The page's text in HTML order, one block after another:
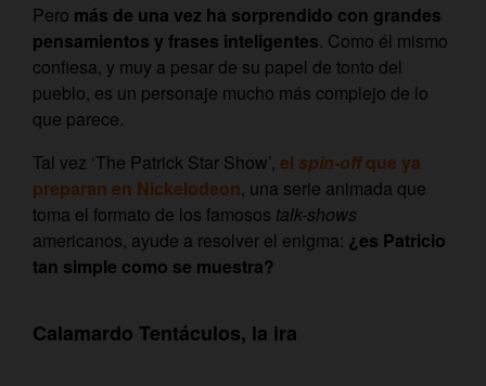
Pero más de una vez ha sorprendido con grandes
pensamientos y frases inteligentes. Como él mismo
confiesa, y muy a pesar de su papel de tonto del
pueblo, es un personaje mucho más complejo de lo
que parece.
Tal vez ‘The Patrick Star Show’, el spin-offque ya
preparan en Nickelodeon, una serie animada que
toma el formato de los famosos talk-shows
americanos, ayude a resolver el enigma: ¿es Patricio
tan simple como se muestra?
Calamardo Tentáculos, la ira